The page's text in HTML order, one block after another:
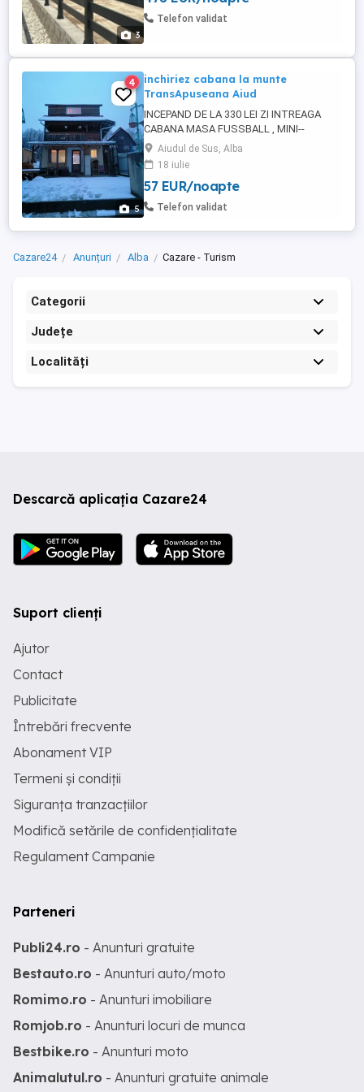
3
pentru intalniri team building. Pentru mai
Telefon validat
5
4
inchiriez cabana la munte
TransApuseana Aiud
INCEPAND DE LA 330 LEI ZI INTREAGA
CABANA MASA FUSSBALL , MINI--
HOCKEY Si BILIARD BOXĂ PENTRU
KARAOKE !! TOMBOLA ANUALA CU
POSIBILITATEA CÂȘTIGĂRII UNUI
WEEKEND GRATUIT Inchiriez cabana
situata la 5 km de Aiud, pe drumul spre
Apuseni. Cabana dispune de 2 dormitoare
Aiudul de Sus, Alba
18 iulie
57 EUR/noapte
Telefon validat
Cazare24 Anunțuri Alba Cazare - Turism
Categorii
Județe
Localități
Descarcă aplicația Cazare24
Suport clienți
Ajutor
Contact
Publicitate
Întrebări frecvente
Abonament VIP
Termeni și condiții
Siguranța tranzacțiilor
Modifică setările de confidențialitate
Regulament Campanie
Parteneri
Publi24.ro - Anunturi gratuite
Bestauto.ro - Anunturi auto/moto
Romimo.ro - Anunturi imobiliare
Romjob.ro - Anunturi locuri de munca
Bestbike.ro - Anunturi moto
Animalutul.ro - Anunturi gratuite animale